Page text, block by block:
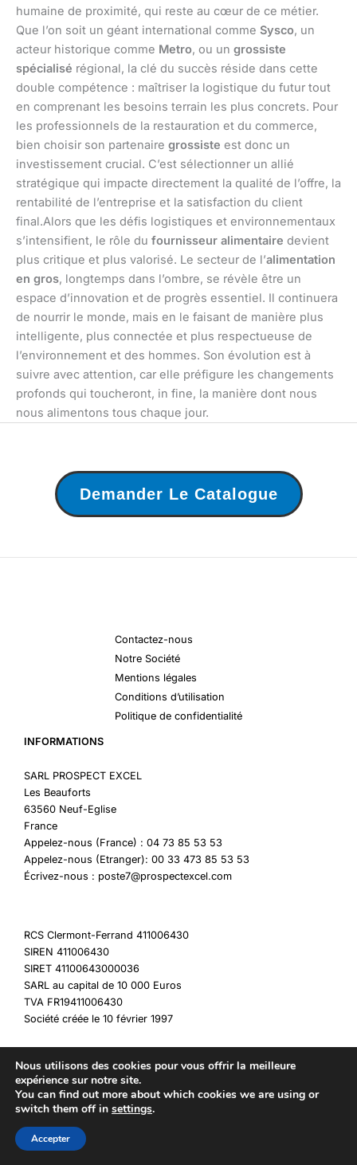
humaine de proximité, qui reste au cœur de ce métier.
Que l’on soit un géant international comme Sysco, un
acteur historique comme Metro, ou un grossiste
spécialisé régional, la clé du succès réside dans cette
double compétence : maîtriser la logistique du futur tout
en comprenant les besoins terrain les plus concrets. Pour
les professionnels de la restauration et du commerce,
bien choisir son partenaire grossiste est donc un
investissement crucial. C’est sélectionner un allié
stratégique qui impacte directement la qualité de l’offre, la
rentabilité de l’entreprise et la satisfaction du client
final.Alors que les défis logistiques et environnementaux
s’intensifient, le rôle du fournisseur alimentaire devient
plus critique et plus valorisé. Le secteur de l’alimentation
en gros, longtemps dans l’ombre, se révèle être un
espace d’innovation et de progrès essentiel. Il continuera
de nourrir le monde, mais en le faisant de manière plus
intelligente, plus connectée et plus respectueuse de
l’environnement et des hommes. Son évolution est à
suivre avec attention, car elle préfigure les changements
profonds qui toucheront, in fine, la manière dont nous
nous alimentons tous chaque jour.
Demander Le Catalogue
Contactez-nous
Notre Société
Mentions légales
Conditions d’utilisation
Politique de confidentialité
INFORMATIONS
SARL PROSPECT EXCEL
Les Beauforts
63560 Neuf-Eglise
France
Appelez-nous (France) : 04 73 85 53 53
Appelez-nous (Etranger): 00 33 473 85 53 53
Écrivez-nous : poste7@prospectexcel.com
RCS Clermont-Ferrand 411006430
SIREN 411006430
SIRET 41100643000036
SARL au capital de 10 000 Euros
TVA FR19411006430
Société créée le 10 février 1997
Copyright © 2026 My Destockage
Nous utilisons des cookies pour vous offrir la meilleure
expérience sur notre site.
You can find out more about which cookies we are using or
switch them off in settings.
Accepter